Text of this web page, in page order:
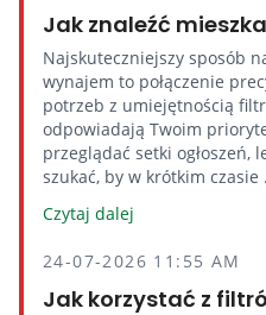
Jak znaleźć
Najskuteczniejszy sposób
wynajem to połączenie
potrzeb z umiejętnością
odpowiadają Twoim
przeglądać setki ogłoszeń,
szukać, by w krótkim czasie
Czytaj dalej
24-07-2026 11:55 AM
Jak korzystać z